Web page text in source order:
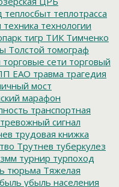
теплосбыт теплотрасса
техника технологии
тигр ТИК Тимченко
Толстой томограф
торговые сети торговый
ЕАО травма трагедия
мост
марафон
транспортная
тревожный сигнал
трудовая книжка
Трутнев туберкулез
турнир турпоход
тюрьма Тяжелая
убыль населения